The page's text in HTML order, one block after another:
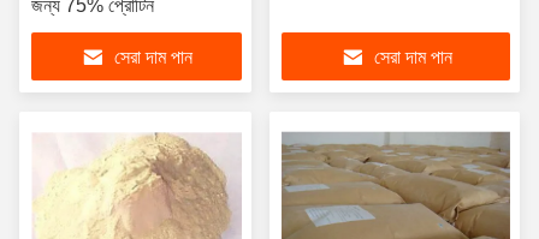
জন্য 75% প্রোটিন
সেরা দাম পান সেরা দাম পান